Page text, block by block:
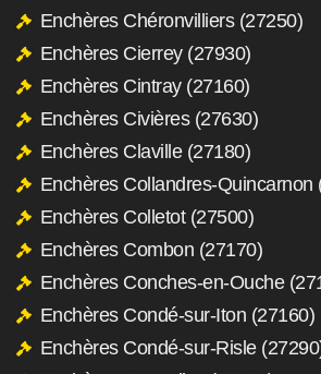
Enchères Chéronvilliers (27250)
Enchères Cierrey (27930)
Enchères Cintray (27160)
Enchères Civières (27630)
Enchères Claville (27180)
Enchères Collandres-Quincarnon
Enchères Colletot (27500)
Enchères Combon (27170)
Enchères Conches-en-Ouche
Enchères Condé-sur-Iton (27160)
Enchères Condé-sur-Risle